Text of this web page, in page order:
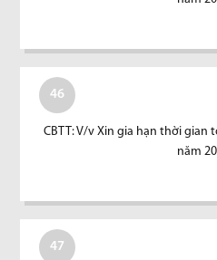
46
CBTT: V/v Xin gia hạn thời
năm
47